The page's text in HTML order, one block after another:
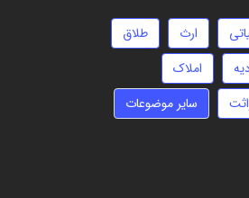
ارث
طلاق
املاک
سایر موضوعات